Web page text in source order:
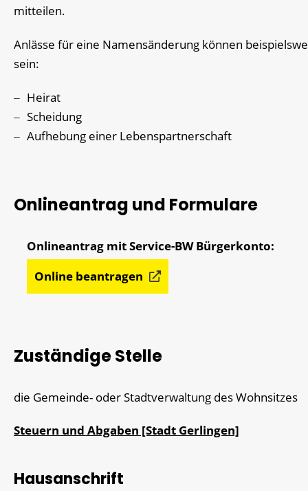
mitteilen.
Anlässe für eine Namensänderung können
sein:
Heirat
Scheidung
Aufhebung einer Lebenspartnerschaft
Onlineantrag und Formulare
Online beantragen
Zuständige Stelle
die Gemeinde- oder Stadtverwaltung des Wohnsitzes
Steuern und Abgaben [Stadt Gerlingen]
Hausanschrift